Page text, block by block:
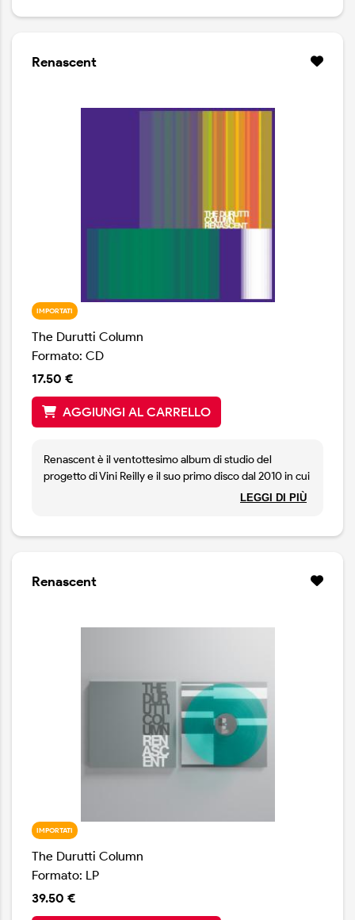
le sublimi melodie di Jim Croce, sono tutte qualità
Renascent
IMPORTATI
The Durutti Column
Formato: CD
17.50 €
AGGIUNGI AL CARRELLO
Renascent è il ventottesimo album di studio del
progetto di Vini Reilly e il suo primo disco dal 2010 in cui
uscì "A Pean to Wilson". Il suono del nuovo album
caldi e avvolgenti. Una musica acquerello, fatta di
LEGGI DI PIÙ
Renascent
IMPORTATI
The Durutti Column
Formato: LP
39.50 €